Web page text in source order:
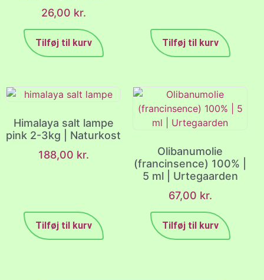
26,00 kr.
Tilføj til kurv Tilføj til kurv
Himalaya salt lampe
pink 2-3kg | Naturkost
188,00 kr.
Tilføj til kurv
Olibanumolie
(francinsence) 100% |
5 ml | Urtegaarden
67,00 kr.
Tilføj til kurv